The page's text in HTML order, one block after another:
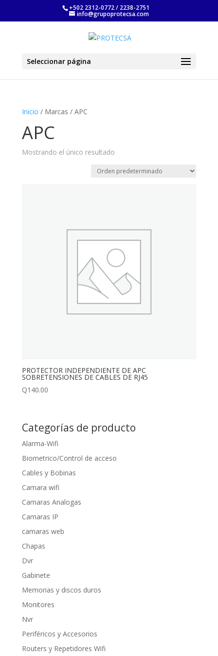
+502 2312-0772 / 2238-2751
info@grupoprotecsa.com
Seleccionar página
Inicio / Marcas / APC
APC
Mostrando el único resultado
PROTECTOR INDEPENDIENTE DE APC
SOBRETENSIONES DE CABLES DE RJ45
Q140.00
Categorías de producto
Alarma-Wifi
Biometrico/Control de acceso
Cables y Bobinas
Camara wifi
Camaras Analogas
Camaras IP
camaras web
Chapas
Dvr
Gabinete
Memorias y discos duros
Monitores
Nvr
Periféricos y Accesorios
Routers y Repetidores Wifi